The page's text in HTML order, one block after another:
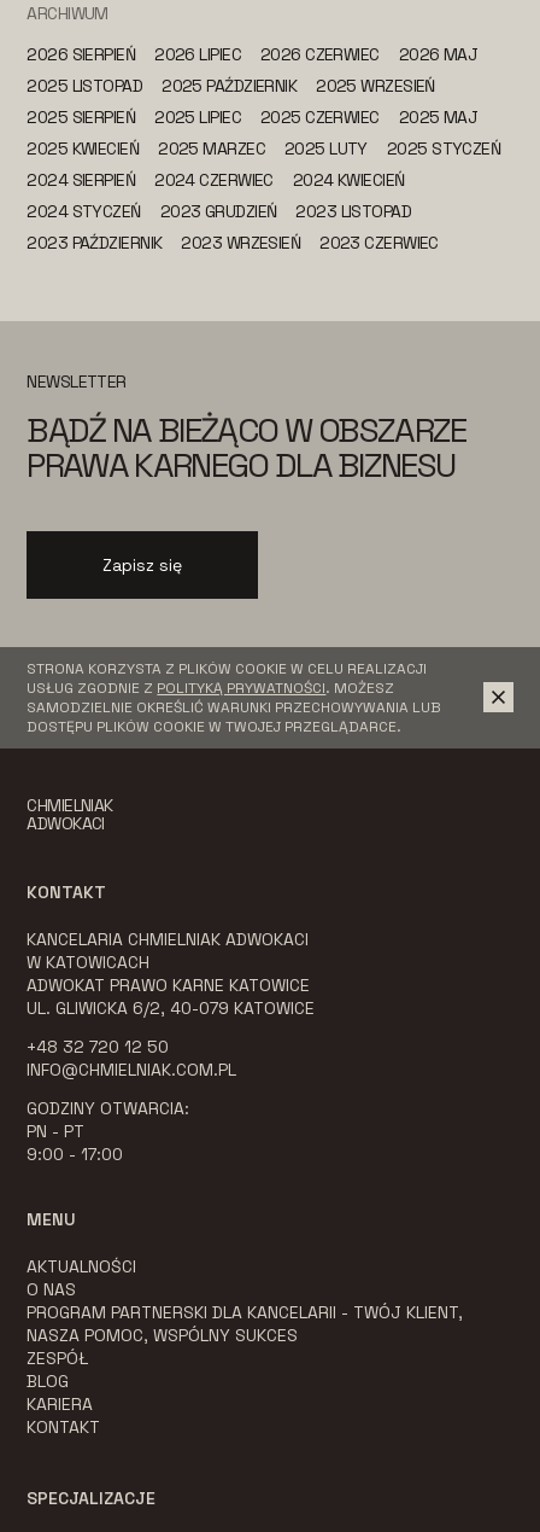
ARCHIWUM
2026 SIERPIEŃ
2026 LIPIEC 2026 CZERWIEC
2026 MAJ
2025 LISTOPAD
2025 PAŹDZIERNIK
2025 WRZESIEŃ
2025 SIERPIEŃ
2025 LIPIEC 2025 CZERWIEC
2025 MAJ
2025 KWIECIEŃ
2025 MARZEC 2025 LUTY
2025 STYCZEŃ
2024 SIERPIEŃ
2024 CZERWIEC
2024 KWIECIEŃ
2024 STYCZEŃ
2023 GRUDZIEŃ
2023 LISTOPAD
2023 PAŹDZIERNIK
2023 WRZESIEŃ 2023 CZERWIEC
NEWSLETTER
BĄDŹ NA BIEŻĄCO W OBSZARZE
PRAWA KARNEGO DLA BIZNESU
Zapisz się
STRONA KORZYSTA Z PLIKÓW COOKIE W CELU REALIZACJI
USŁUG ZGODNIE Z POLITYKĄ PRYWATNOŚCI. MOŻESZ
SAMODZIELNIE OKREŚLIĆ WARUNKI PRZECHOWYWANIA LUB
DOSTĘPU PLIKÓW COOKIE W TWOJEJ PRZEGLĄDARCE.
CHMIELNIAK
ADWOKACI
KONTAKT
KANCELARIA CHMIELNIAK ADWOKACI
W KATOWICACH
ADWOKAT PRAWO KARNE KATOWICE
UL. GLIWICKA 6/2, 40-079 KATOWICE
+48 32 720 12 50
INFO@CHMIELNIAK.COM.PL
GODZINY OTWARCIA:
PN - PT
9:00 - 17:00
MENU
AKTUALNOŚCI
O NAS
PROGRAM PARTNERSKI DLA KANCELARII - TWÓJ KLIENT,
NASZA POMOC, WSPÓLNY SUKCES
ZESPÓŁ
BLOG
KARIERA
KONTAKT
SPECJALIZACJE